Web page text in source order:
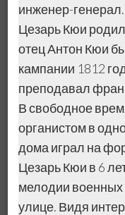
инженер-генерал.
Цезарь Кюи
отец Антон Кюи
кампании 1812
преподавал
В свободное
органистом в
дома играл на
Цезарь Кюи в 6
мелодии
улице. Видя